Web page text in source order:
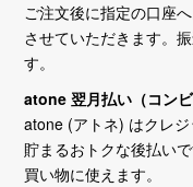
ご注文後に指定の口座
させていただきます。
す。
atone 翌月払い（コンビ
atone (アトネ) はクレ
貯まるおトクな後払い
買い物に使えます。